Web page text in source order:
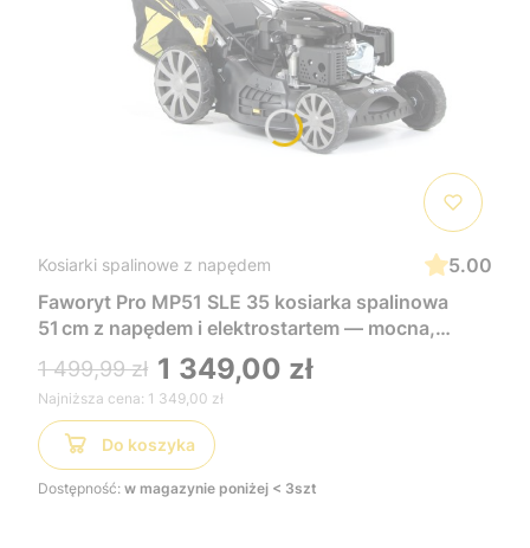
Kosiarki spalinowe z napędem
5.00
Faworyt Pro MP51 SLE 35 kosiarka spalinowa
51 cm z napędem i elektrostartem — mocna,
wygodna i łatwa w uruchomieniu, idealna do
dużych trawników
1 499,99 zł 1 349,00 zł
Najniższa cena: 1 349,00 zł
Do koszyka
Dostępność: w magazynie poniżej < 3szt